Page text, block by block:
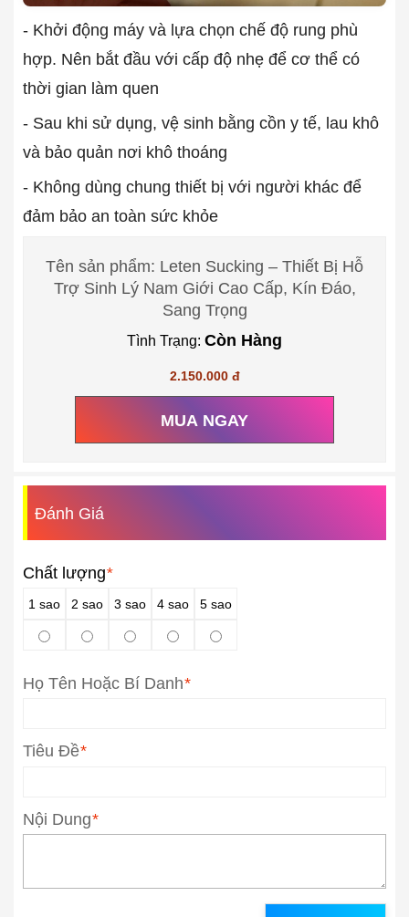
- Khởi động máy và lựa chọn chế độ rung phù
hợp. Nên bắt đầu với cấp độ nhẹ để cơ thể có
thời gian làm quen
- Sau khi sử dụng, vệ sinh bằng cồn y tế, lau khô
và bảo quản nơi khô thoáng
- Không dùng chung thiết bị với người khác để
đảm bảo an toàn sức khỏe
Tên sản phẩm: Leten Sucking – Thiết Bị Hỗ
Trợ Sinh Lý Nam Giới Cao Cấp, Kín Đáo,
Sang Trọng
Tình Trạng: Còn Hàng
2.150.000 đ
MUA NGAY
Đánh Giá
Chất lượng*
1 sao 2 sao 3 sao 4 sao 5 sao
*
Họ Tên Hoặc Bí Danh
*
Tiêu Đề
*
Nội Dung